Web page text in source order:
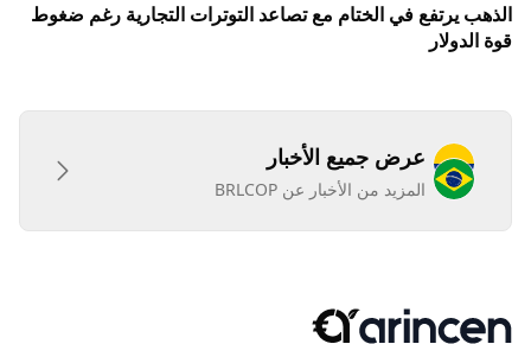
الذهب يرتفع في الختام مع تصاعد التوترات التجارية رغم ضغوط
قوة الدولار
عرض جميع الأخبار
المزيد من الأخبار عن BRLCOP